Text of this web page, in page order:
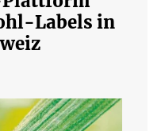
Labels in